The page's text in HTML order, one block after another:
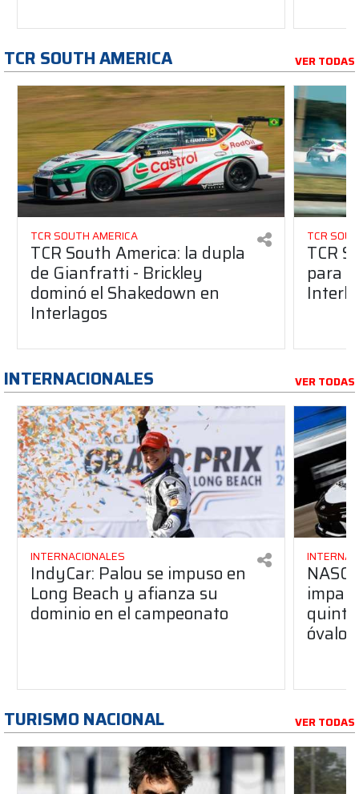
TCR SOUTH AMERICA VER TODAS
TCR SOUTH AMERICA
TCR South America: la dupla
de Gianfratti - Brickley
dominó el Shakedown en
Interlagos
TCR
TCR
para
INTERNACIONALES VER TODAS
INTERNACIONALES
IndyCar: Palou se impuso en
Long Beach y afianza su
dominio en el campeonato
óvalo
TURISMO NACIONAL VER TODAS